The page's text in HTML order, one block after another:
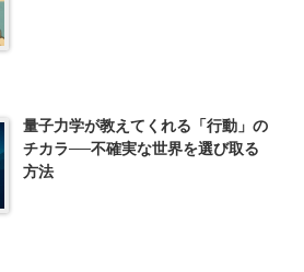
量子力学が教えてくれる「行動」の
チカラ──不確実な世界を選び取る
方法